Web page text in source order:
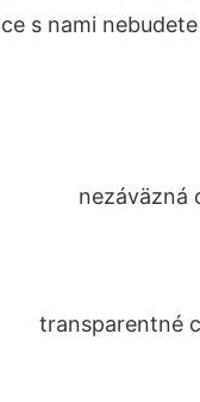
s nami
nezáväzná
transparentné